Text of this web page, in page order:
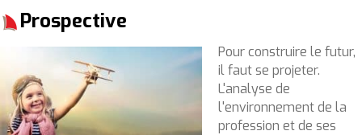
Prospective
Pour construire le futur,
il faut se projeter.
L'analyse de
l'environnement de la
profession et de ses